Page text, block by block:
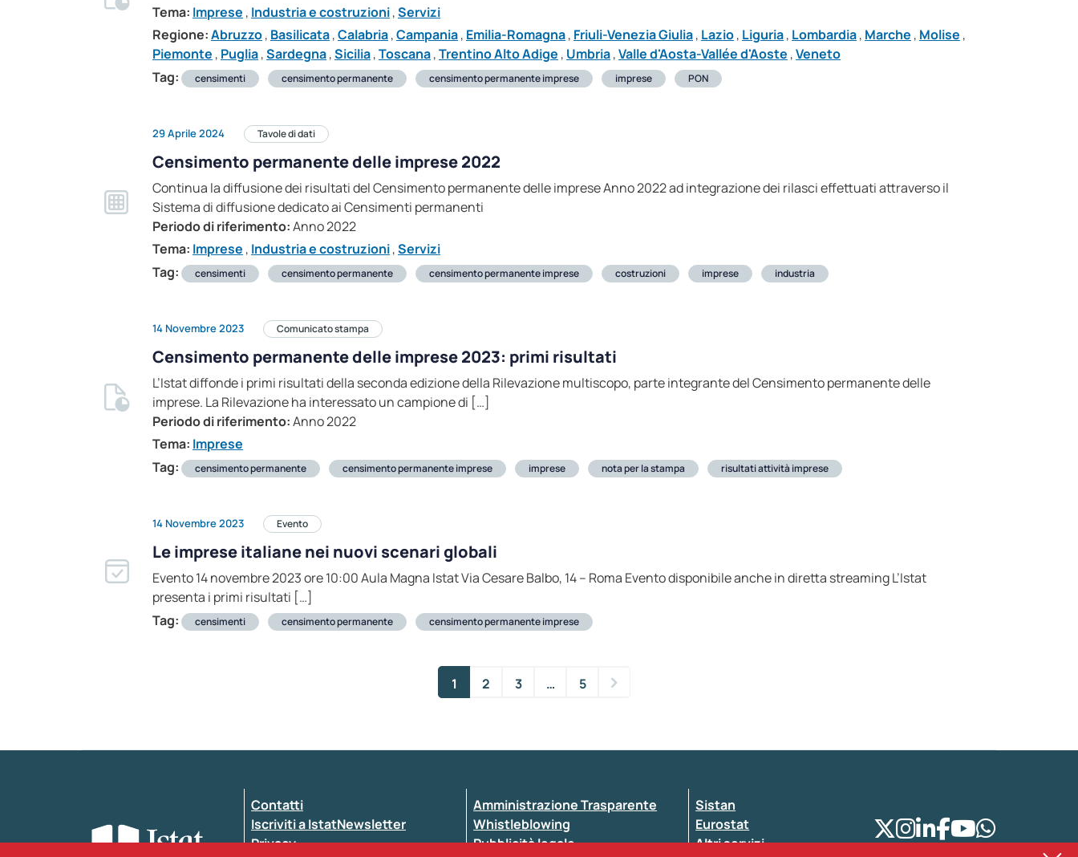
Tema: Imprese , Industria e costruzioni,Servizi
Regione:Abruzzo, Basilicata,Calabria,Campania, Emilia-Romagna, Friuli-Venezia Giulia, Lazio, Liguria, Lombardia, Marche , Molise ,
Piemonte , Puglia,Sardegna,Sicilia,Toscana,Trentino Alto Adige , Umbria,Valle d'Aosta-Vallée d'Aoste ,Veneto
Tag:
censimenti censimento permanente censimento permanente imprese imprese PON
29 Aprile 2024 Tavole di dati
Censimento permanente delle imprese 2022
Continua la diffusione dei risultati del Censimento permanente delle imprese Anno 2022 ad integrazione dei rilasci effettuati attraverso il
Sistema di diffusione dedicato ai Censimenti permanenti
Periodo di riferimento:Anno 2022
Tema: Imprese , Industria e costruzioni,Servizi
Tag:
censimenti censimento permanente censimento permanente imprese costruzioni imprese industria
14 Novembre 2023 Comunicato stampa
Censimento permanente delle imprese 2023: primi risultati
L’Istat diffonde i primi risultati della seconda edizione della Rilevazione multiscopo, parte integrante del Censimento permanente delle
imprese. La Rilevazione ha interessato un campione di […]
Periodo di riferimento:Anno 2022
Tema: Imprese
Tag:
censimento permanente censimento permanente imprese imprese nota per la stampa risultati attività imprese
14 Novembre 2023 Evento
Le imprese italiane nei nuovi scenari globali
Evento 14 novembre 2023 ore 10:00 Aula Magna Istat Via Cesare Balbo, 14 – Roma Evento disponibile anche in diretta streaming L’Istat
presenta i primi risultati […]
Tag:
censimenti censimento permanente censimento permanente imprese
1 2 3 … 5
Contatti
Iscriviti a IstatNewsletter
Privacy
Amministrazione Trasparente
Whistleblowing
Pubblicità legale
Sistan
Eurostat
Altri servizi